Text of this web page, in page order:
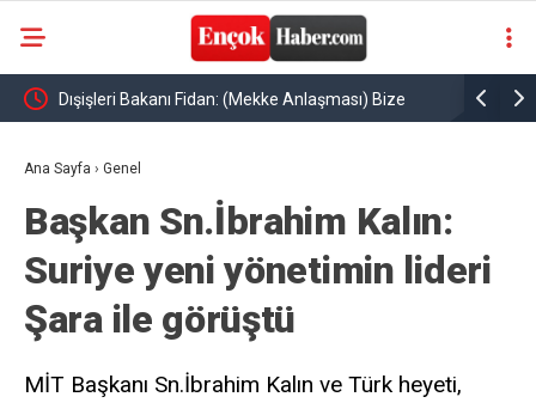
Dışişleri Bakanı Fidan: (Mekke Anlaşması) Bize Milli
Ana Sayfa › Genel
Başkan Sn.İbrahim Kalın:
Suriye yeni yönetimin lideri
Şara ile görüştü
MİT Başkanı Sn.İbrahim Kalın ve Türk heyeti,